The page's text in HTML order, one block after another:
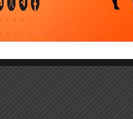
آموزش صرافی LBANK